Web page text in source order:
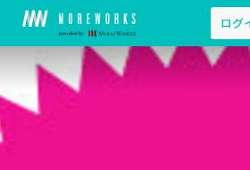
ログ